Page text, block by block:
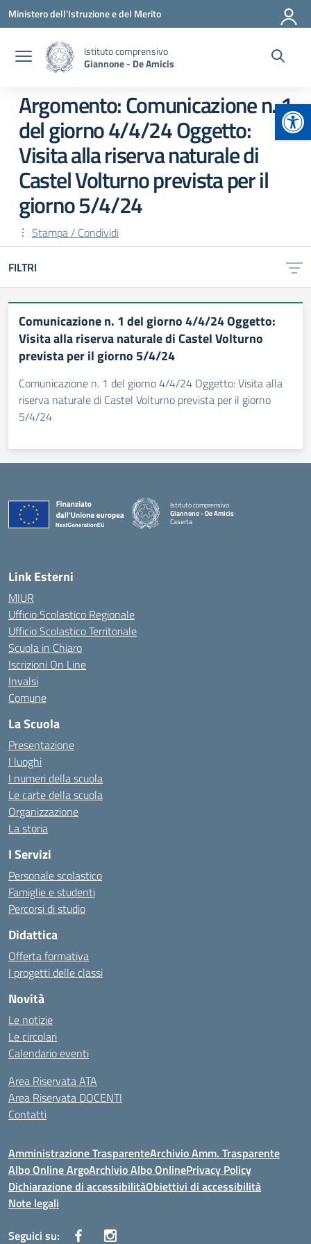
Vai ai contenuti
Vai al menu di navigazione
Vai al footer
Ministero dell'Istruzione e del Merito
Istituto comprensivo
Giannone - De Amicis
Argomento: Comunicazione n. 1
del giorno 4/4/24 Oggetto:
Visita alla riserva naturale di
Castel Volturno prevista per il
giorno 5/4/24
Stampa / Condividi
FILTRI
Comunicazione n. 1 del giorno 4/4/24 Oggetto:
Visita alla riserva naturale di Castel Volturno
prevista per il giorno 5/4/24
Comunicazione n. 1 del giorno 4/4/24 Oggetto: Visita alla
riserva naturale di Castel Volturno prevista per il giorno
5/4/24
Istituto comprensivo
Giannone - De Amicis
Caserta
Link Esterni
MIUR
Ufficio Scolastico Regionale
Ufficio Scolastico Territoriale
Scuola in Chiaro
Iscrizioni On Line
Invalsi
Comune
La Scuola
Presentazione
I luoghi
I numeri della scuola
Le carte della scuola
Organizzazione
La storia
I Servizi
Personale scolastico
Famiglie e studenti
Percorsi di studio
Didattica
Offerta formativa
I progetti delle classi
Novità
Le notizie
Le circolari
Calendario eventi
Area Riservata ATA
Area Riservata DOCENTI
Contatti
Amministrazione TrasparenteArchivio Amm. Trasparente
Albo Online ArgoArchivio Albo OnlinePrivacy Policy
Dichiarazione di accessibilitàObiettivi di accessibilità
Note legali
Seguici su: